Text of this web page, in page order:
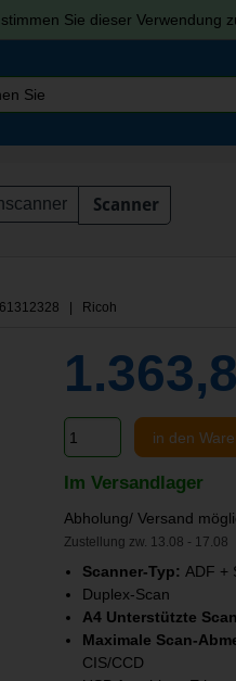
Sie dieser Verwendung
Scanner
| Ricoh
in den
Im Versandlager
Abholung/ Versand
Zustellung zw. 13.08 - 17.08
Scanner-Typ: ADF +
Duplex-Scan
A4 Unterstützte
Maximale Scan-
CIS/CCD